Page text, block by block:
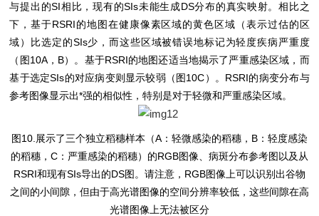
与提出的SI相比，现有的SIs未能生成DS分布的真实映射。相比之
下，基于RSRI的地图在健康像素区域的黄色区域（表示过估的区
域）比选定的SIs少，而这些区域被错误地标记为轻度疾病严重度
（图10A，B）。基于RSRI的地图还适当地揭示了严重感染区域，而
基于选定SIs的对应病变则显示较弱（图10C）。RSRI的病变分布与
参考图像显示出*强的相似性，特别是对于轻微和严重感染区域。
图10.展示了三个独立稻穗样本（A：轻微感染的稻穗，B：轻度感染
的稻穗，C：严重感染的稻穗）的RGB图像、病斑分布参考图以及从
RSRI和现有SIs导出的DS图。请注意，RGB图像上可以识别出谷物
之间的小间隙，但由于高光谱图像的空间分辨率较低，这些间隙在高
光谱图像上无法被区分